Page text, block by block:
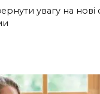
увагу на нові